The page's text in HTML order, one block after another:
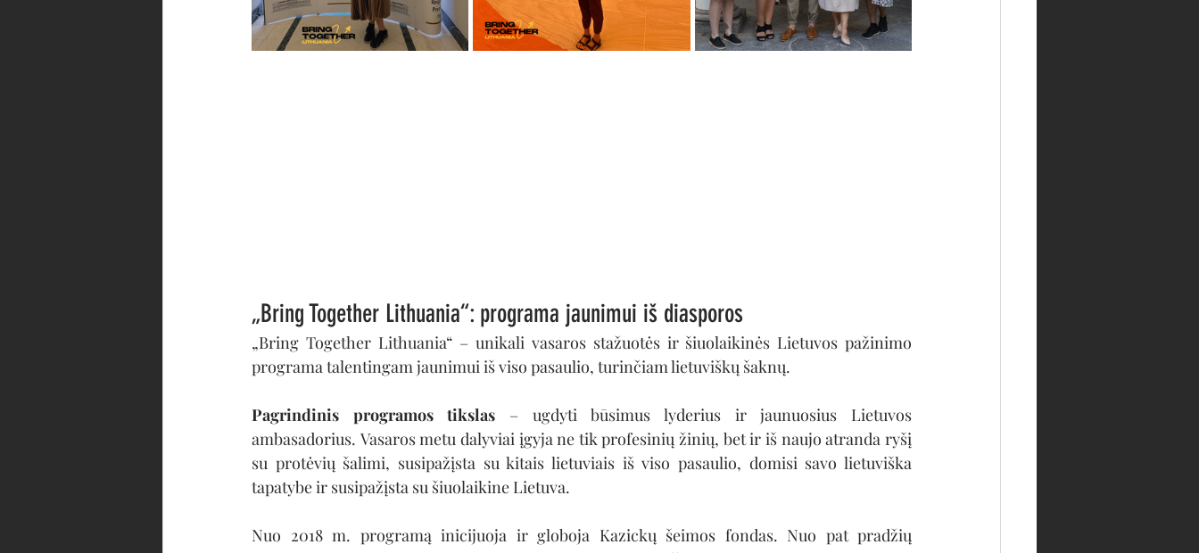
„Bring Together Lithuania“: programa jaunimui iš diasporos
„Bring Together Lithuania“ – unikali vasaros stažuotės ir šiuolaikinės Lietuvos pažinimo
programa talentingam jaunimui iš viso pasaulio, turinčiam lietuviškų šaknų.
Pagrindinis programos tikslas – ugdyti būsimus lyderius ir jaunuosius Lietuvos
ambasadorius. Vasaros metu dalyviai įgyja ne tik profesinių žinių, bet ir iš naujo atranda ryšį
su protėvių šalimi, susipažįsta su kitais lietuviais iš viso pasaulio, domisi savo lietuviška
tapatybe ir susipažįsta su šiuolaikine Lietuva.
Nuo 2018 m. programą inicijuoja ir globoja Kazickų šeimos fondas. Nuo pat pradžių